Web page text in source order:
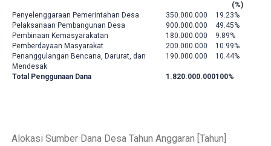
(%)
Penyelenggaraan Pemerintahan Desa
350.000.000
19.23%
Pelaksanaan Pembangunan Desa
900.000.000
49.45%
Pembinaan Kemasyarakatan
180.000.000
9.89%
Pemberdayaan Masyarakat
200.000.000
10.99%
Penanggulangan Bencana, Darurat, dan
Mendesak
190.000.000 10.44%
Total Penggunaan Dana 1.820.000.000100%
Alokasi Sumber Dana Desa Tahun Anggaran [Tahun]